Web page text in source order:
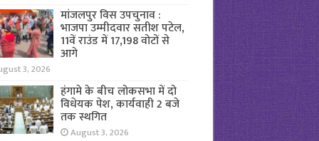
मांजलपुर विस उपचुनाव :
भाजपा उम्मीदवार सतीश पटेल,
11वें राउंड में 17,198 वोटों से
आगे
3, 2026
हंगामे के बीच लोकसभा में दो
विधेयक पेश, कार्यवाही 2 बजे
तक स्थगित
August 3, 2026